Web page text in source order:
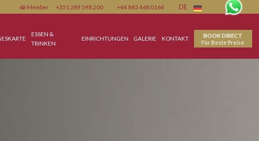
Member +351 289 598 200 +44 845 468 0164 DE
HEILBAD TAGESKARTE
ESSEN &
EINRICHTUNGEN GALERIE KONTAKT